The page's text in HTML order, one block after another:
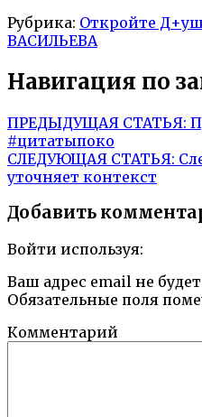
Рубрика: Откройте
ВАСИЛЬЕВА
Навигация по
ПРЕДЫДУЩАЯ СТАТЬЯ:
#цитатыпоко
СЛЕДУЮЩАЯ СТАТЬЯ:
уточняет контекст
Добавить
Войти используя:
Ваш адрес email не
Обязательные поля
Комментарий